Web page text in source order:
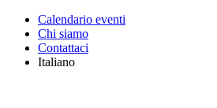
Calendario eventi
Chi siamo
Contattaci
Italiano